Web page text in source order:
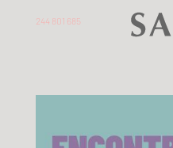
244 801 685